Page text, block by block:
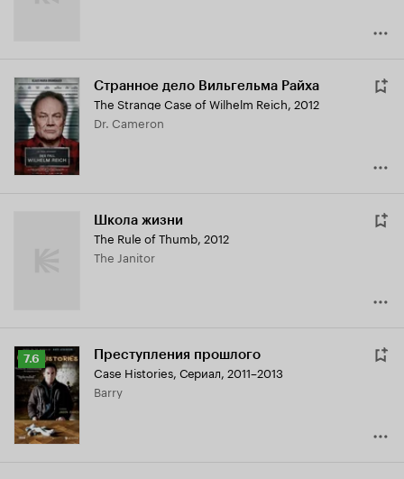
Странное дело Вильгельма Райха
The Strange Case of Wilhelm Reich, 2012
Dr. Cameron
Школа жизни
The Rule of Thumb, 2012
The Janitor
Рейтинг
Кинопоиска
7.6
7.6 Преступления прошлого
Case Histories, Сериал, 2011–2013
Barry